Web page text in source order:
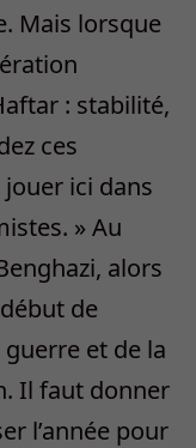
Mais lorsque
: stabilité,
ces
jouer ici dans
» Au
alors
de
et de la
Il faut donner
l’année pour